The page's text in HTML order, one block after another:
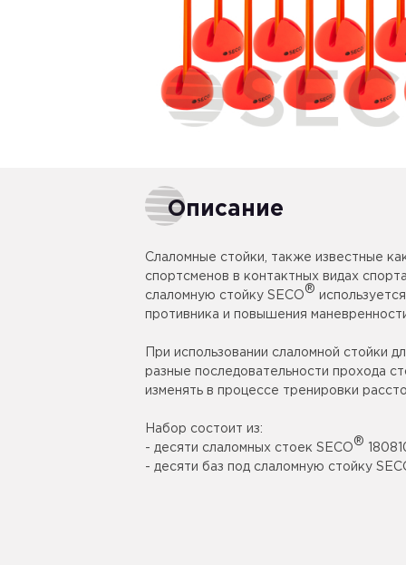
Описание
Слаломные стойки, также известные
спортсменов в контактных видах
слаломную стойку SECO
®
противника и повышения
При использовании слаломной стойки
разные последовательности прохода
изменять в процессе тренировки
Набор состоит из:
- десяти слаломных стоек SECO
®
- десяти баз под слаломную стойку